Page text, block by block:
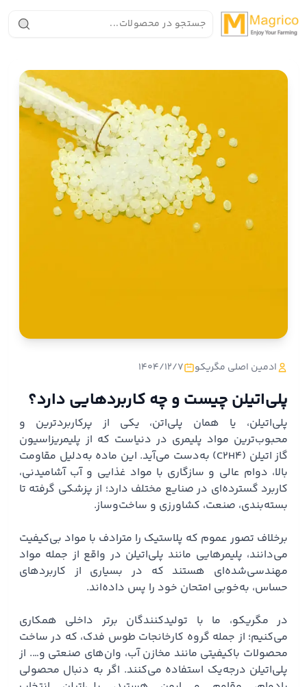
ادمین اصلی مگریکو 1404/12/7
پلی‌اتیلن چیست و چه کاربردهایی دارد؟
پلی‌اتیلن، یا همان پلی‌اتن، یکی از پرکاربردترین و
محبوب‌ترین مواد پلیمری در دنیاست که از پلیمریزاسیون
گاز اتیلن (C2H4) به‌دست می‌آید. این ماده به‌دلیل مقاومت
بالا، دوام عالی و سازگاری با مواد غذایی و آب آشامیدنی،
کاربرد گسترده‌ای در صنایع مختلف دارد؛ از پزشکی گرفته تا
بسته‌بندی، صنعت، کشاورزی و ساخت‌وساز.
برخلاف تصور عموم که پلاستیک را مترادف با مواد بی‌کیفیت
می‌دانند، پلیمرهایی مانند پلی‌اتیلن در واقع از جمله مواد
مهندسی‌شده‌ای هستند که در بسیاری از کاربردهای
حساس، به‌خوبی امتحان خود را پس داده‌اند.
در مگریکو، ما با تولیدکنندگان برتر داخلی همکاری
می‌کنیم؛ از جمله گروه کارخانجات طوس فدک، که در ساخت
محصولات باکیفیتی مانند مخازن آب، وان‌های صنعتی و…. از
پلی‌اتیلن درجه‌یک استفاده می‌کنند. اگر به دنبال محصولی